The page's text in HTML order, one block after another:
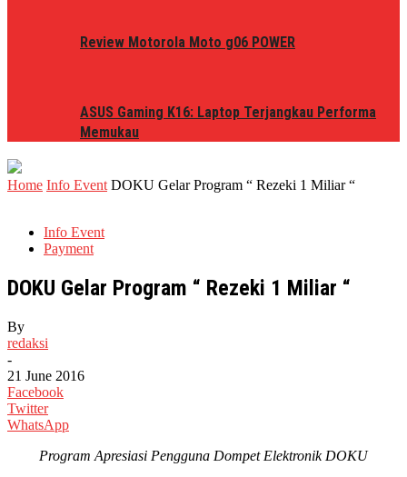
Review Motorola Moto g06 POWER
ASUS Gaming K16: Laptop Terjangkau Performa
Memukau
Home Info Event DOKU Gelar Program “ Rezeki 1 Miliar “
Info Event
Payment
DOKU Gelar Program “ Rezeki 1 Miliar “
By
redaksi
-
21 June 2016
Facebook
Twitter
WhatsApp
Program Apresiasi Pengguna Dompet Elektronik DOKU